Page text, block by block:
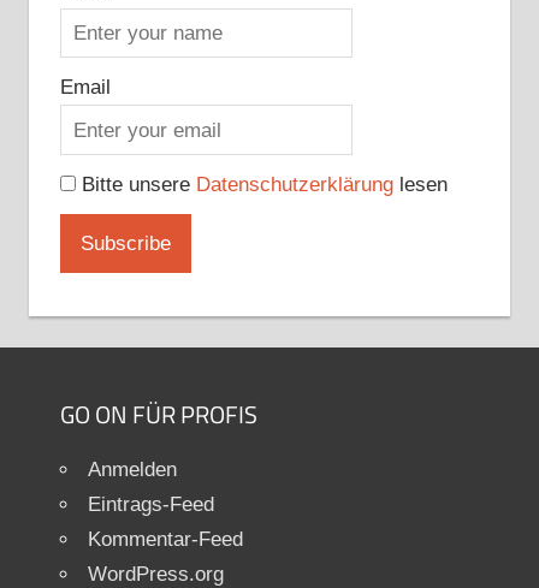
Email
Bitte unsere Datenschutzerklärunglesen
GO ON FÜR PROFIS
Anmelden
Eintrags-Feed
Kommentar-Feed
WordPress.org